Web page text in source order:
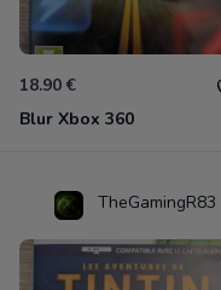
18.90 €
Blur Xbox 360
TheGamingR83